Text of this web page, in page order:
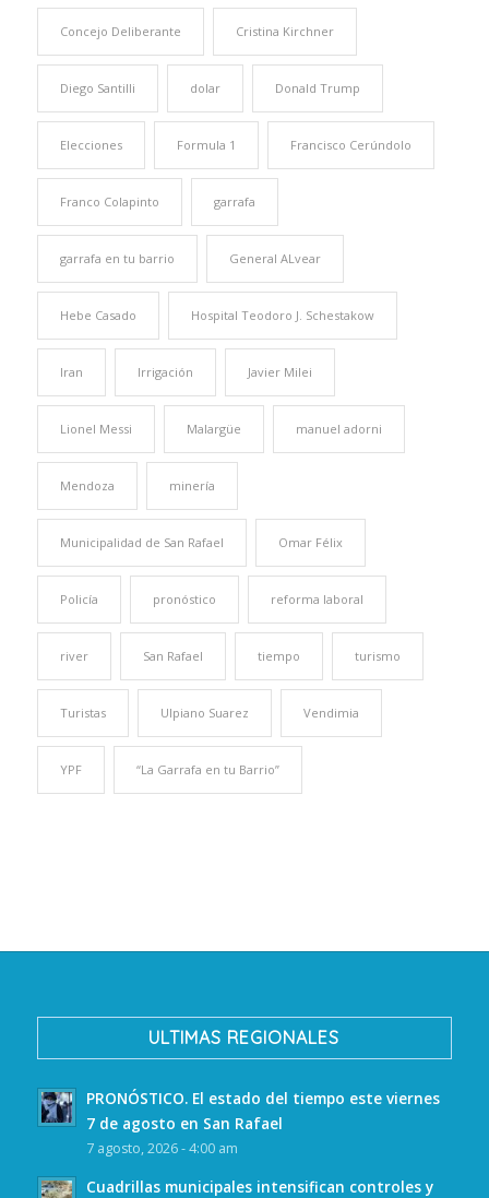
Concejo Deliberante Cristina Kirchner
Diego Santilli dolar Donald Trump
Elecciones Formula 1 Francisco Cerúndolo
Franco Colapinto garrafa
garrafa en tu barrio General ALvear
Hebe Casado Hospital Teodoro J. Schestakow
Iran Irrigación Javier Milei
Lionel Messi Malargüe manuel adorni
Mendoza minería
Municipalidad de San Rafael Omar Félix
Policía pronóstico reforma laboral
river San Rafael tiempo turismo
Turistas Ulpiano Suarez Vendimia
YPF “La Garrafa en tu Barrio”
ULTIMAS REGIONALES
PRONÓSTICO. El estado del tiempo este viernes
7 de agosto en San Rafael
7 agosto, 2026 - 4:00 am
Cuadrillas municipales intensifican controles y